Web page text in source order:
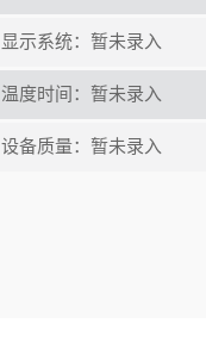
显示系统： 暂未录入
温度时间： 暂未录入
设备质量： 暂未录入